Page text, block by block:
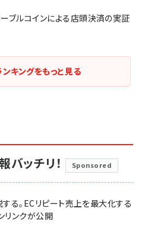
ブルコインによる店頭決済の実証
キングをもっと見る
ッチリ！ Sponsored
る。ECリピート売上を最大化する
リンクが公開